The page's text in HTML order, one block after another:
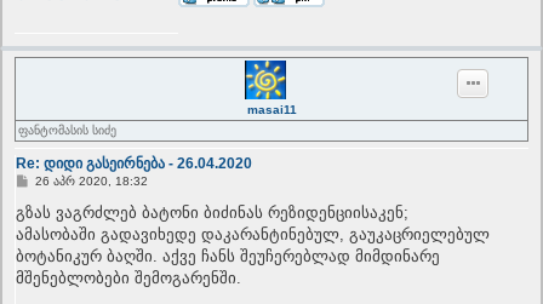
masai11
ფანტომასის სიძე
Re: დიდი გასეირნება - 26.04.2020
P
s
26 აპრ 2020, 18:32
გზას ვაგრძლებ ბატონი ბიძინას რეზიდენციისაკენ;
ამასობაში გადავიხედე დაკარანტინებულ, გაუკაცრიელებულ
ბოტანიკურ ბაღში. აქვე ჩანს შეუჩერებლად მიმდინარე
მშენებლობები შემოგარენში.